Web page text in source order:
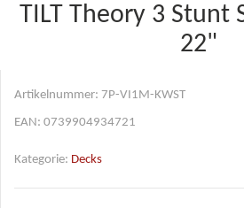
TILT Theory 3 Stunt
22"
Artikelnummer: 7P-VI1M-KWST
EAN: 0739904934721
Kategorie: Decks